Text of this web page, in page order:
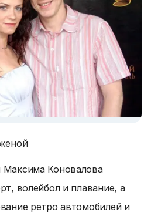
Коновалова
волейбол и плавание, а
ретро автомобилей и